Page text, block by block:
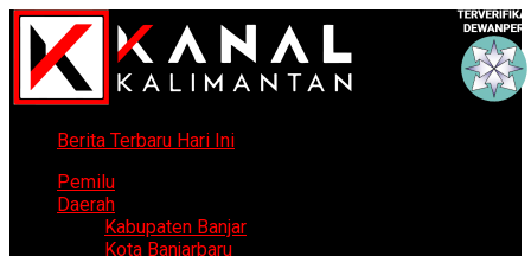
Berita Terbaru Hari Ini
Pemilu
Daerah
Kabupaten Banjar
Kota Banjarbaru